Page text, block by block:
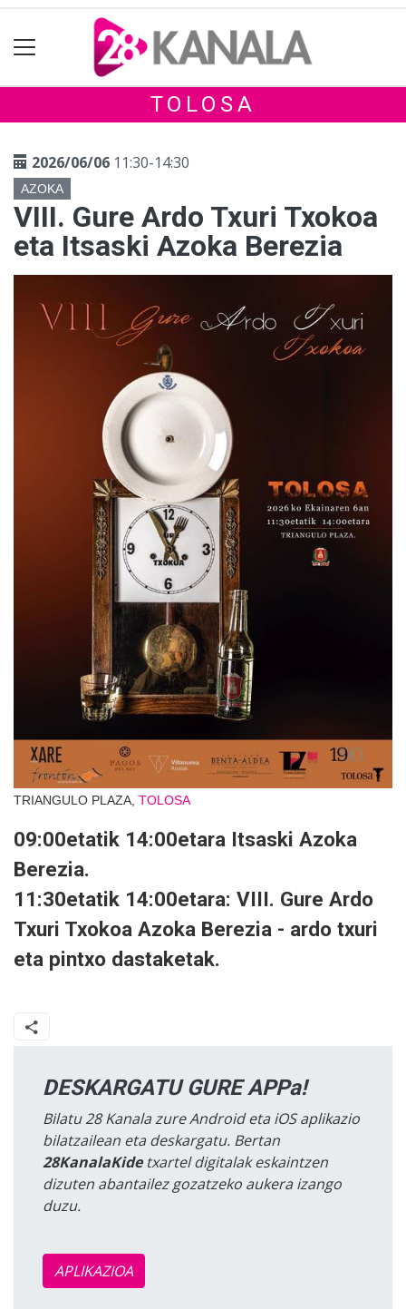
TOLOSA
2026/06/06 11:30-14:30
AZOKA
VIII. Gure Ardo Txuri Txokoa
eta Itsaski Azoka Berezia
TRIANGULO PLAZA, TOLOSA
09:00etatik 14:00etara Itsaski Azoka
Berezia.
11:30etatik 14:00etara: VIII. Gure Ardo
Txuri Txokoa Azoka Berezia - ardo txuri
eta pintxo dastaketak.
DESKARGATU GURE APPa!
Bilatu 28 Kanala zure Android eta iOS aplikazio
bilatzailean eta deskargatu. Bertan
28KanalaKidetxartel digitalak eskaintzen
dizuten abantailez gozatzeko aukera izango
duzu.
APLIKAZIOA